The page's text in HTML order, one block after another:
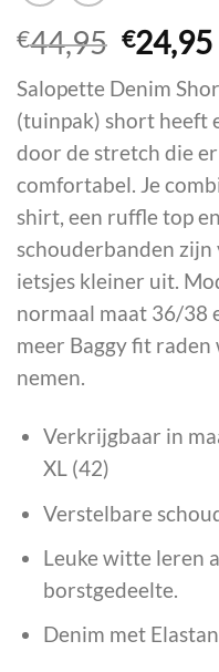
€44,95
prijs
was:
€24,95
Salopette Denim
(tuinpak) short heeft
door de stretch die
comfortabel. Je
shirt, een ruffle top
schouderbanden
ietsjes kleiner uit.
normaal maat 36/38
meer Baggy fit
nemen.
Verkrijgbaar in
XL (42)
Verstelbare
Leuke witte leren
borstgedeelte.
Denim met